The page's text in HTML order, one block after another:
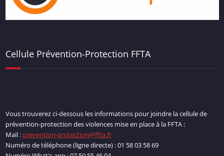
Cellule Prévention-Protection FFTA
Vous trouverez ci-dessous les informations pour joindre la cellule de
prévention-protection des violences mise en place à la FFTA :
Mail : prevention-protection@ffta.fr
Numéro de téléphone (ligne directe) : 01 58 03 58 69